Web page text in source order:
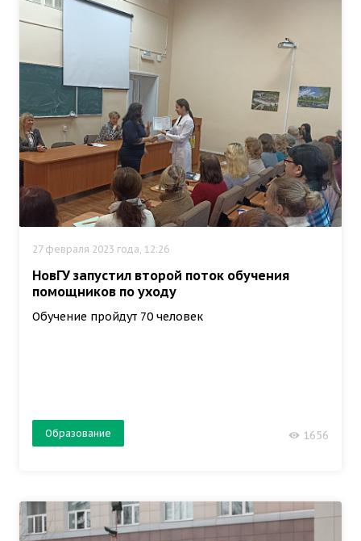
27 февраля 2023 года, 12:26
НовГУ запустил второй поток обучения
помощников по уходу
Обучение пройдут 70 человек
Образование 1656